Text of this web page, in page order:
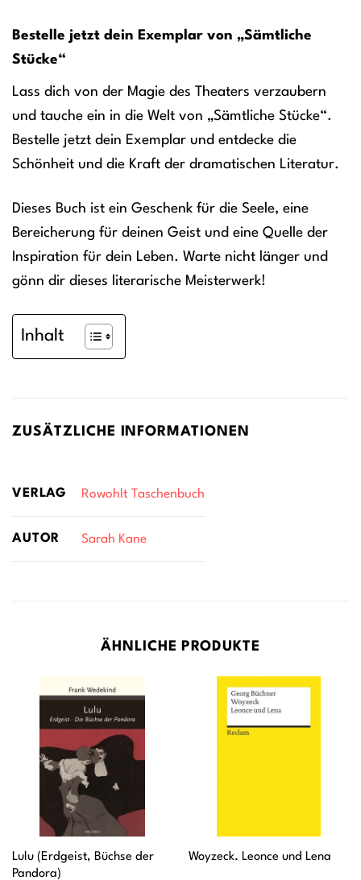
Bestelle jetzt dein Exemplar von „Sämtliche
Stücke“
Lass dich von der Magie des Theaters verzaubern
und tauche ein in die Welt von „Sämtliche Stücke“.
Bestelle jetzt dein Exemplar und entdecke die
Schönheit und die Kraft der dramatischen Literatur.
Dieses Buch ist ein Geschenk für die Seele, eine
Bereicherung für deinen Geist und eine Quelle der
Inspiration für dein Leben. Warte nicht länger und
gönn dir dieses literarische Meisterwerk!
Inhalt
ZUSÄTZLICHE INFORMATIONEN
VERLAG Rowohlt Taschenbuch
AUTOR Sarah Kane
ÄHNLICHE PRODUKTE
Lulu (Erdgeist, Büchse der
Pandora)
Woyzeck. Leonce und Lena